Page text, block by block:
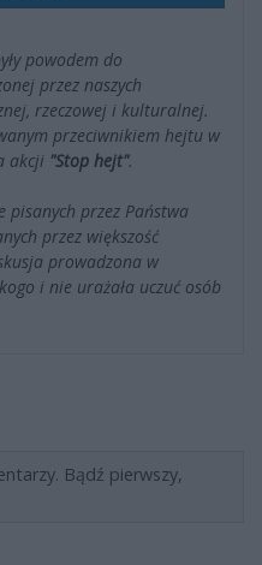
powodem do
przez naszych
rzeczowej i kulturalnej.
przeciwnikiem hejtu w
akcji "Stop hejt".
pisanych przez Państwa
przez większość
prowadzona w
i nie urażała uczuć osób
Bądź pierwszy,